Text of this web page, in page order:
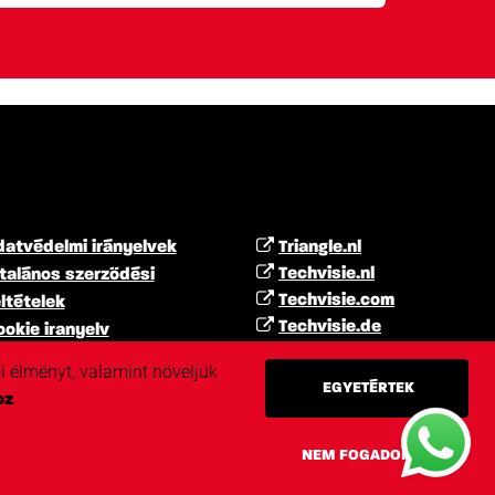
irányelvek
szerződési
iranyelv
Triangle.nl
Techvisie.nl
Techvisie.com
Techvisie.de
Techvisie.hu
élményt, valamint növeljük
. EGYETÉRTEK
NEM FOGADOM EL